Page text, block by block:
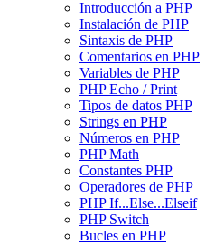
Introducción a PHP
Instalación de PHP
Sintaxis de PHP
Comentarios en PHP
Variables de PHP
PHP Echo / Print
Tipos de datos PHP
Strings en PHP
Números en PHP
PHP Math
Constantes PHP
Operadores de PHP
PHP If...Else...Elseif
PHP Switch
Bucles en PHP